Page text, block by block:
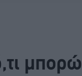
μπορώ